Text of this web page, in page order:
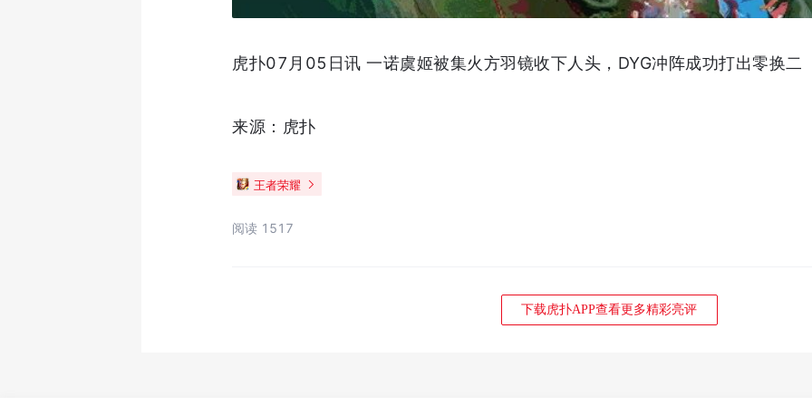
虎扑07月05日讯 一诺虞姬被集火方羽镜收下人头，DYG冲阵成功打出零换二
来源：虎扑
王者荣耀
阅读 1517
下载虎扑APP查看更多精彩亮评